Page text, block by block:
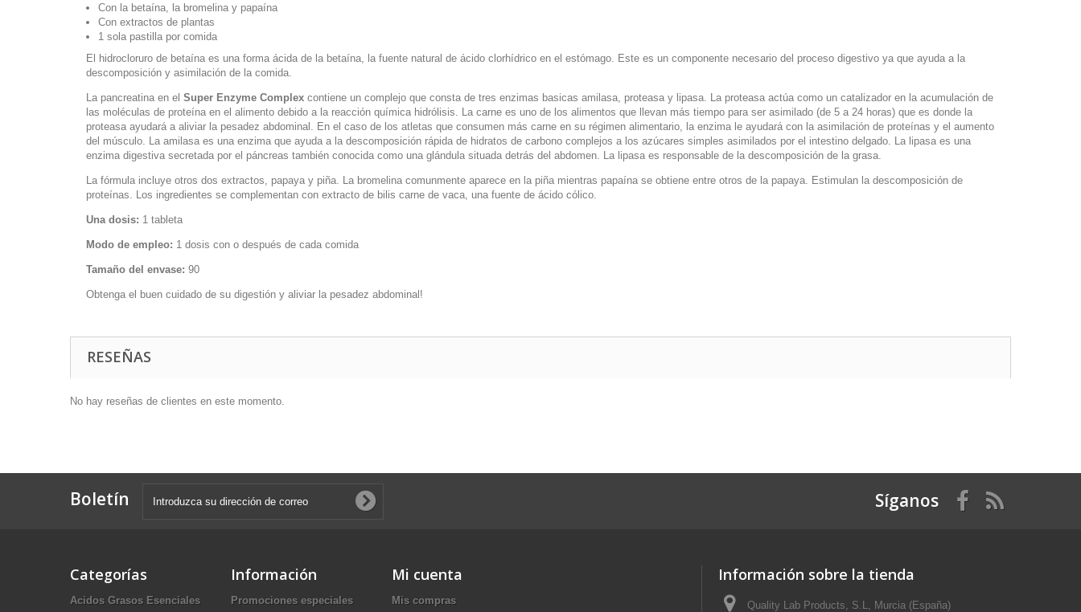
Con la betaína, la bromelina y papaína
Con extractos de plantas
1 sola pastilla por comida
El hidrocloruro de betaína es una forma ácida de la betaína, la fuente natural de ácido clorhídrico en el estómago. Este es un componente necesario del proceso digestivo ya que ayuda a la
descomposición y asimilación de la comida.
La pancreatina en el Super Enzyme Complex contiene un complejo que consta de tres enzimas basicas amilasa, proteasa y lipasa. La proteasa actúa como un catalizador en la acumulación de
las moléculas de proteína en el alimento debido a la reacción química hidrólisis. La carne es uno de los alimentos que llevan más tiempo para ser asimilado (de 5 a 24 horas) que es donde la
proteasa ayudará a aliviar la pesadez abdominal. En el caso de los atletas que consumen más carne en su régimen alimentario, la enzima le ayudará con la asimilación de proteínas y el aumento
del músculo. La amilasa es una enzima que ayuda a la descomposición rápida de hidratos de carbono complejos a los azúcares simples asimilados por el intestino delgado. La lipasa es una
enzima digestiva secretada por el páncreas también conocida como una glándula situada detrás del abdomen. La lipasa es responsable de la descomposición de la grasa.
La fórmula incluye otros dos extractos, papaya y piña. La bromelina comunmente aparece en la piña mientras papaína se obtiene entre otros de la papaya. Estimulan la descomposición de
proteínas. Los ingredientes se complementan con extracto de bilis carne de vaca, una fuente de ácido cólico.
Una dosis: 1 tableta
Modo de empleo: 1 dosis con o después de cada comida
Tamaño del envase: 90
Obtenga el buen cuidado de su digestión y aliviar la pesadez abdominal!
RESEÑAS
No hay reseñas de clientes en este momento.
Boletín Síganos
Categorías
Acidos Grasos Esenciales
Información
Promociones especiales
Mi cuenta
Mis compras
Información sobre la tienda
Quality Lab Products, S.L, Murcia (España)